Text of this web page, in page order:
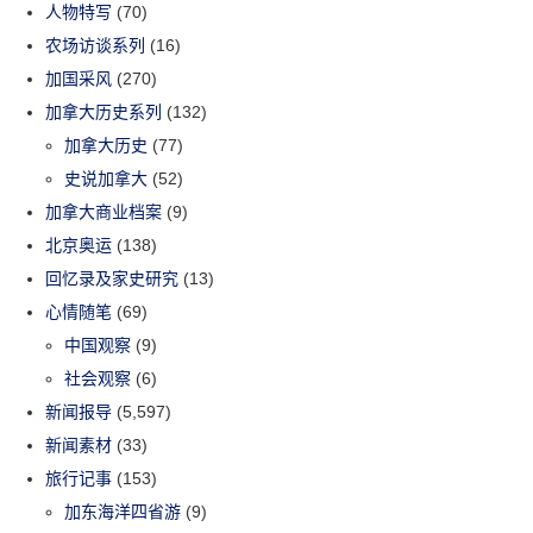
人物特写 (70)
农场访谈系列 (16)
加国采风 (270)
加拿大历史系列 (132)
加拿大历史 (77)
史说加拿大 (52)
加拿大商业档案 (9)
北京奥运 (138)
回忆录及家史研究 (13)
心情随笔 (69)
中国观察 (9)
社会观察 (6)
新闻报导 (5,597)
新闻素材 (33)
旅行记事 (153)
加东海洋四省游 (9)